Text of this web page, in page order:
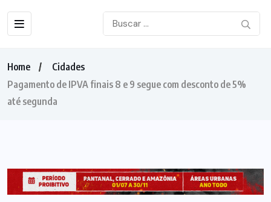
Home
Cidades
Pagamento de IPVA finais 8 e 9 segue com desconto de 5%
até segunda